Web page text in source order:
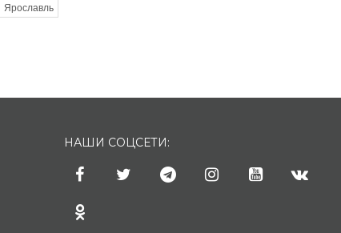
Ярославль
НАШИ СОЦСЕТИ: